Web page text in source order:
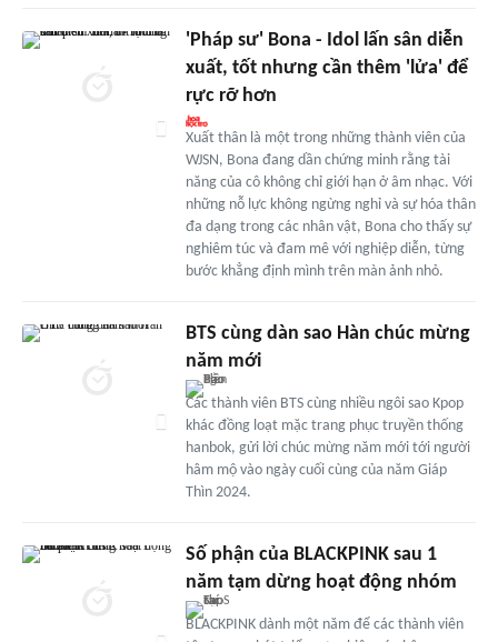
'Pháp sư' Bona - Idol lấn sân diễn
xuất, tốt nhưng cần thêm 'lửa' để
rực rỡ hơn
Xuất thân là một trong những thành viên của
WJSN, Bona đang dần chứng minh rằng tài
năng của cô không chỉ giới hạn ở âm nhạc. Với
những nỗ lực không ngừng nghỉ và sự hóa thân
đa dạng trong các nhân vật, Bona cho thấy sự
nghiêm túc và đam mê với nghiệp diễn, từng
bước khẳng định mình trên màn ảnh nhỏ.
BTS cùng dàn sao Hàn chúc mừng
năm mới
Các thành viên BTS cùng nhiều ngôi sao Kpop
khác đồng loạt mặc trang phục truyền thống
hanbok, gửi lời chúc mừng năm mới tới người
hâm mộ vào ngày cuối cùng của năm Giáp
Thìn 2024.
Số phận của BLACKPINK sau 1
năm tạm dừng hoạt động nhóm
BLACKPINK dành một năm để các thành viên